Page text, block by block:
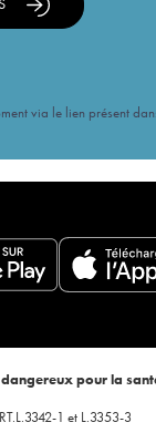
via le lien présent
pour la
1 et L.3353-3